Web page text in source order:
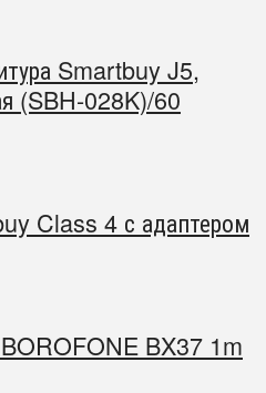
Smartbuy J5,
(SBH-028K)/60
Class 4 с адаптером
BX37 1m